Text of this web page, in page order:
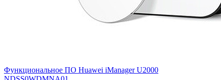
Функциональное ПО Huawei iManager U2000